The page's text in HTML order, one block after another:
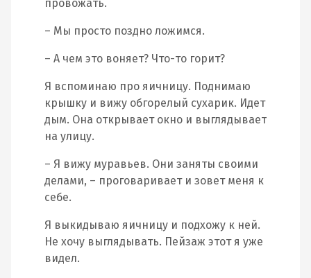
провожать.
– Мы просто поздно ложимся.
– А чем это воняет? Что-то горит?
Я вспоминаю про яичницу. Поднимаю
крышку и вижу обгорелый сухарик. Идет
дым. Она открывает окно и выглядывает
на улицу.
– Я вижу муравьев. Они заняты своими
делами, – проговаривает и зовет меня к
себе.
Я выкидываю яичницу и подхожу к ней.
Не хочу выглядывать. Пейзаж этот я уже
видел.